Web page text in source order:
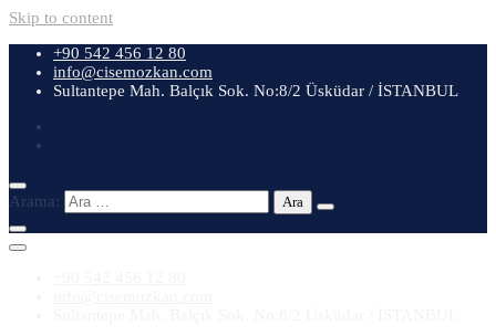
Skip to content
+90 542 456 12 80
info@cisemozkan.com
Sultantepe Mah. Balçık Sok. No:8/2 Üsküdar / İSTANBUL
Arama: